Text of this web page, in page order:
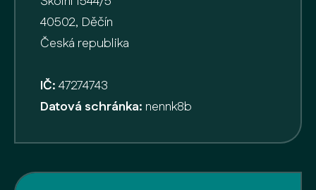
40502, Děčín
Česká republika
IČ:47274743
Datová schránka: nennk8b